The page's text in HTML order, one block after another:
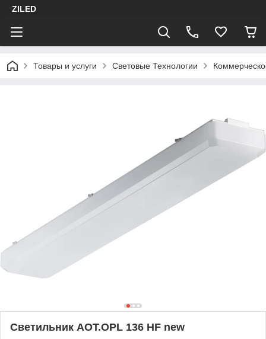
ZILED
Товары и услуги Световые Технологии
Светильник AOT.OPL 136 HF new